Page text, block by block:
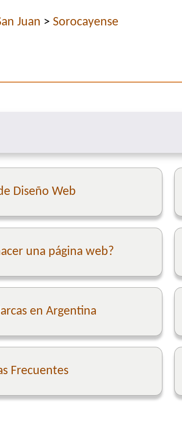
Juan > Sorocayense
Diseño Web
una página web?
en Argentina
Frecuentes